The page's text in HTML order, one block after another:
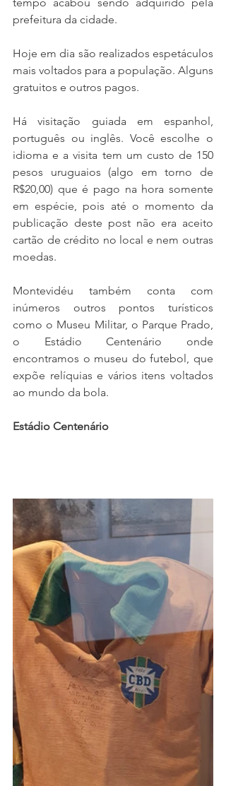
prefeitura da cidade.
Hoje em dia são realizados espetáculos
mais voltados para a população. Alguns
gratuitos e outros pagos.
Há visitação guiada em espanhol,
português ou inglês. Você escolhe o
idioma e a visita tem um custo de 150
pesos uruguaios (algo em torno de
R$20,00) que é pago na hora somente
em espécie, pois até o momento da
publicação deste post não era aceito
cartão de crédito no local e nem outras
moedas.
Montevidéu também conta com
inúmeros outros pontos turísticos
como o Museu Militar, o Parque Prado,
o Estádio Centenário onde
encontramos o museu do futebol, que
expõe relíquias e vários itens voltados
ao mundo da bola.
Estádio Centenário